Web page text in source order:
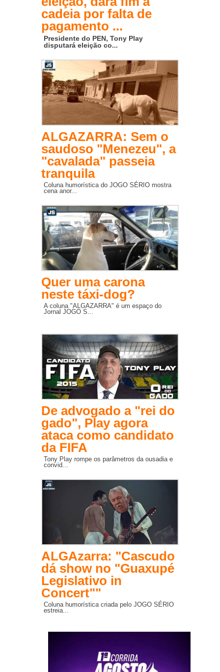
cadeia por falta de
pagamento ...
Presidente do PEN, Tony Play
disputará eleição co...
ALGAZARRA: Sem o
saudoso "Menezeu", a
"cavalada" passeia
tranquila
Coluna humorística do JOGO SÉRIO mostra
cena anor...
Quer uma carona
neste táxi-dog?
A coluna "ALGAZARRA" é um espaço do
Jornal JOGO S...
De advogado a "rei do
gado", Play agora
ataca como candidato
da FIFA
Tony Play rompe os parâmetros da ousadia e
convid...
ALGAzarra: "Cascudo
dá show no "Guaxupé
Legislativo in
Concert""
Coluna humorística criada pelo JOGO SÉRIO
estreia...